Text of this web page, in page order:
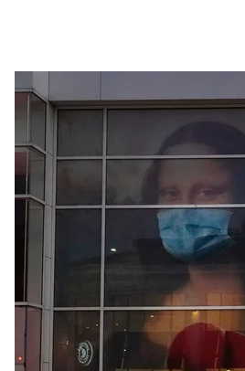
Пішохід у масці проходить
Цю техніку да Вінчі почав
перший вчитель
Андреа
другорядних елементів на
Сьогодні екскурсоводи в
виконані більш майстерно,
зовсім приємним для
Вважається, що саме в «Моні
світлотіні. На «Джоконді»
план і пейзаж у єдине ціле.
«Сфумато надало обличчю